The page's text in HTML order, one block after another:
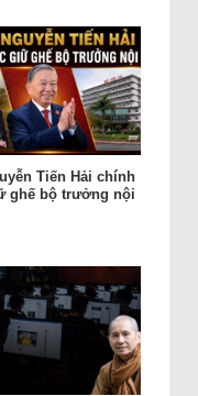
Tiến Hải chính
ghế bộ trưởng nội